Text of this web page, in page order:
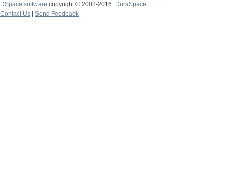
DSpace software copyright © 2002-2016
DuraSpace
Contact Us
Send Feedback